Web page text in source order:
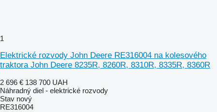
1
Elektrické rozvody John Deere RE316004 na kolesového
traktora John Deere 8235R, 8260R, 8310R, 8335R, 8360R
2 696 € 138 700 UAH
Náhradný diel - elektrické rozvody
Stav nový
RE316004